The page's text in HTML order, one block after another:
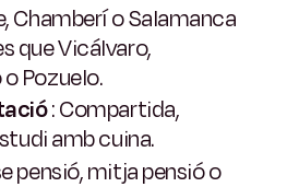
Chamberí o Salamanca
que Vicálvaro,
Pozuelo.
: Compartida,
amb cuina.
pensió, mitja pensió o